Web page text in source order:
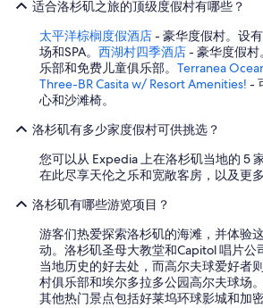
适合洛杉矶之旅的顶级度假村有哪些？
太平洋棕榈度假酒店- 豪华度假村。设
场和SPA。 西湖村四季酒店- 豪华度假村
乐部和免费儿童俱乐部。 Terranea
Three-BR Casita w/ Resort Amenities! -
心和沙滩椅。
洛杉矶有多少家度假村可供挑选？
您可以从 Expedia 上在洛杉矶当地的 5
在此尽享天伦之乐和宽敞客房，以及更多
洛杉矶有哪些游览项目？
游客们热爱探索洛杉矶的海滩，并体验
动。洛杉矶圣母大教堂和Capitol 唱片公
当地历史的好去处，而高尔夫球爱好者
村俱乐部和埃尔多拉多公园高尔夫球场
其他热门景点包括好莱坞环球影城和加